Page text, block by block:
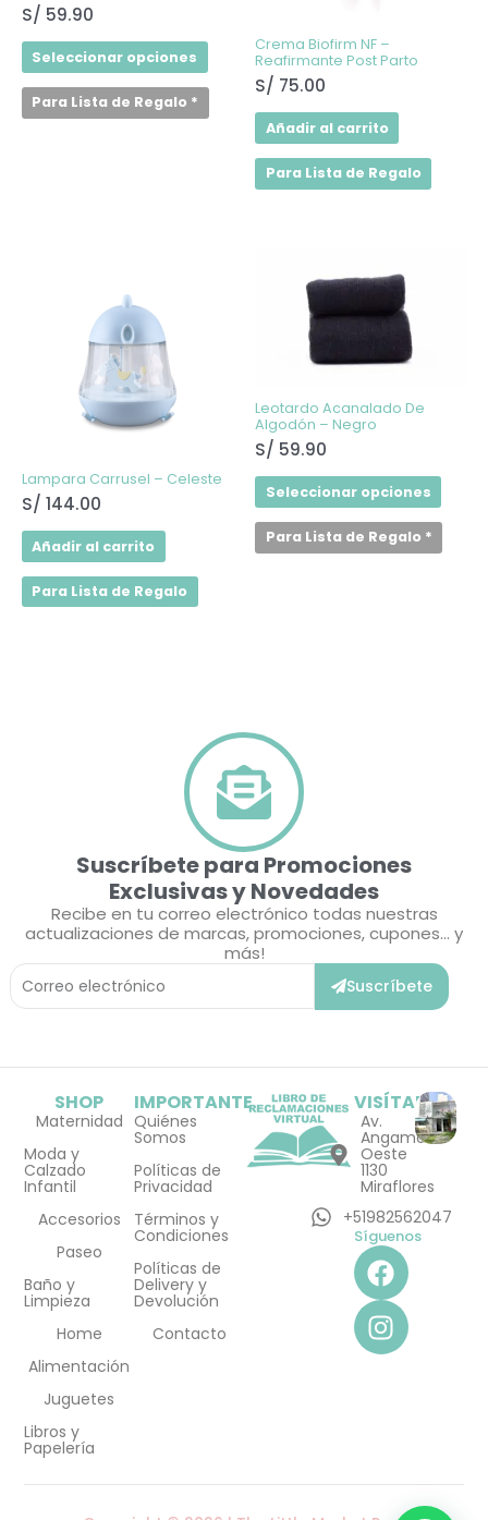
S/ 59.90
Seleccionar opciones producto
Para Lista de Regalo *
Crema Biofirm NF –
Reafirmante Post Parto
S/ 75.00
Añadir al carrito
Para Lista de Regalo
Lampara Carrusel – Celeste
S/ 144.00
Añadir al carrito
Para Lista de Regalo
Leotardo Acanalado De
Algodón – Negro
S/ 59.90
Seleccionar opciones
Para Lista de Regalo *
Suscríbete para Promociones
Exclusivas y Novedades
Recibe en tu correo electrónico todas nuestras
actualizaciones de marcas, promociones, cupones... y
más!
Correo
Electrónico
Suscríbete
SHOP
Maternidad
Moda y
Calzado
Infantil
Accesorios
Paseo
Baño y
Limpieza
Home
Alimentación
Juguetes
Libros y
Papelería
IMPORTANTE
Quiénes
Somos
Políticas de
Privacidad
Términos y
Condiciones
Políticas de
Delivery y
Devolución
Contacto
VISÍTANOS
Av.
Angamos
Oeste
1130
Miraflores
+51982562047
Síguenos
F
a
c
e
b
I
n
s
t
a
m